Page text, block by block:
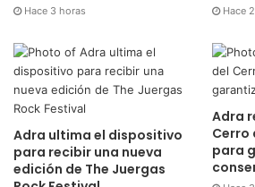
Hace 3 horas Hace
Adra ultima el dispositivo
para recibir una nueva
edición de The Juergas
Adra
Cerro
para